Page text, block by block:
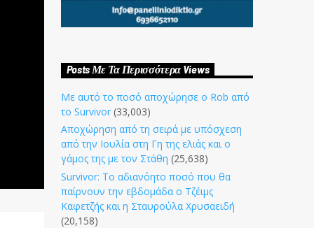
Posts Με Τα Περισσότερα Views
Με αυτό το ποσό αποχώρησε ο Rob από
το Survivor (33,003)
Αποχώρηση από τη σειρά με υπόσχεση
από την Ιουλία στη Γη της ελιάς και ο
γάμος της με τον Στάθη (25,638)
Survivor: Το αδιανόητο ποσό που θα
παίρνουν την εβδομάδα ο Τζέιμς
Καφετζής και η Σταυρούλα Χρυσαειδή
(20,158)